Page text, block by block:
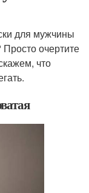
для мужчины
очертите
что